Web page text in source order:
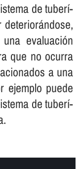
de tuberí­
evaluación
que no ocurra
a una
ejemplo puede
de tuberí­